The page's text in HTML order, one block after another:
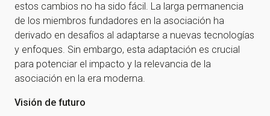
estos cambios no ha sido fácil. La larga permanencia
de los miembros fundadores en la asociación ha
derivado en desafíos al adaptarse a nuevas tecnologías
y enfoques. Sin embargo, esta adaptación es crucial
para potenciar el impacto y la relevancia de la
asociación en la era moderna.
Visión de futuro